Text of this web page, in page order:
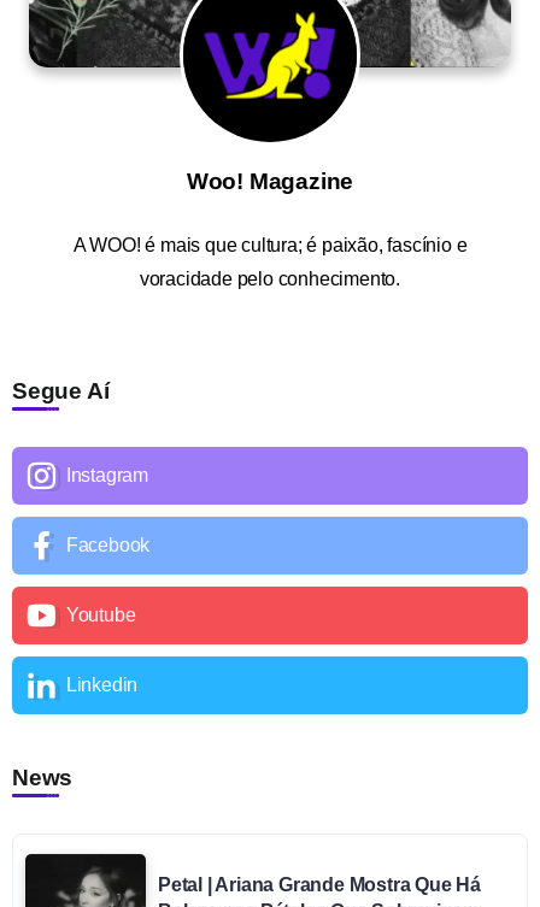
Woo! Magazine
AWOO! é mais que cultura; é paixão, fascínio e
voracidade pelo conhecimento.
Segue Aí
Instagram
Facebook
Youtube
Linkedin
News
Petal | Ariana Grande Mostra Que Há